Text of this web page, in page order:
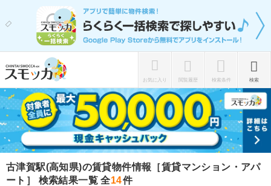
お気に入り 閲覧履歴 検索条件 検索
古津賀駅(高知県)の賃貸物件情報［賃貸マンション・アパ
ート］ 検索結果一覧全14件